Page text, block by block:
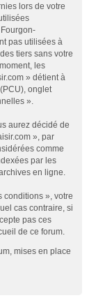
lors de votre
pas utilisées à
tiers sans votre
les
» détient à
onglet
».
aurez décidé de
», par
comme
par les
en ligne.
conditions », votre
cas contraire, si
pas ces
de ce forum.
mises en place